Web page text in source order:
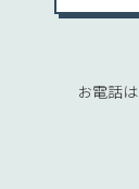
お電話は